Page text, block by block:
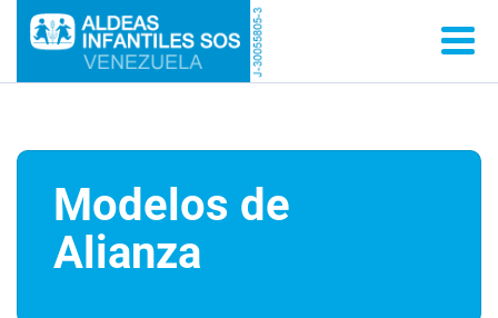
Modelos de
Alianza